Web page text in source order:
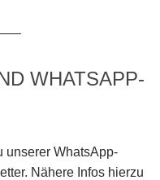
WHATSAPP-
unserer WhatsApp-
Nähere Infos hierzu